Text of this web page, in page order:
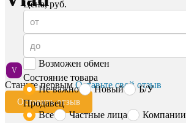
V
Станьте первым Оставьте свой отзыв
Оставить отзыв
Цена, руб.
Возможен обмен
Состояние товара
Не важно
Новый
Б/У
Продавец
Все
Частные лица
Компании